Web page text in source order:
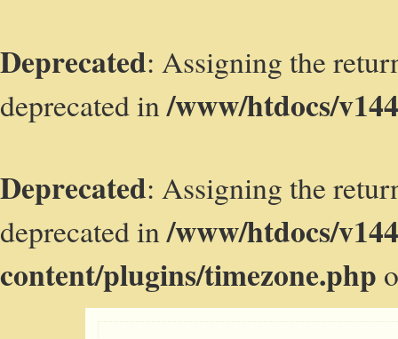
Deprecated: Assigning the
deprecated in/www/htdocs/
Deprecated: Assigning the
deprecated in/www/htdocs/
content/plugins/timezone.php